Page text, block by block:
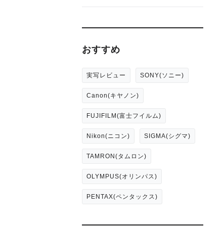
おすすめ
実写レビュー SONY(ソニー)
Canon(キヤノン)
FUJIFILM(富士フイルム)
Nikon(ニコン) SIGMA(シグマ)
TAMRON(タムロン)
OLYMPUS(オリンパス)
PENTAX(ペンタックス)